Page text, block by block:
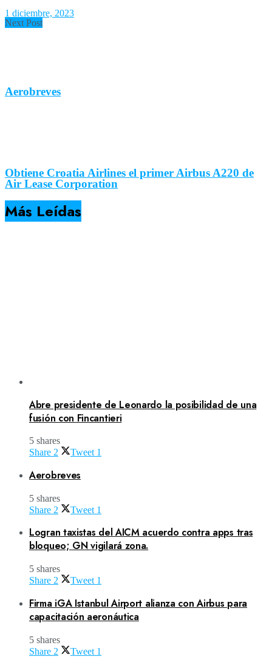
1 diciembre, 2023
Next Post
Aerobreves
Obtiene Croatia Airlines el primer Airbus A220 de
Air Lease Corporation
Más Leídas
Abre presidente de Leonardo la posibilidad de una
fusión con Fincantieri
5 shares
Share 2 Tweet 1
Aerobreves
5 shares
Share 2 Tweet 1
Logran taxistas del AICM acuerdo contra apps tras
bloqueo; GN vigilará zona.
5 shares
Share 2 Tweet 1
Firma iGA Istanbul Airport alianza con Airbus para
capacitación aeronáutica
5 shares
Share 2 Tweet 1